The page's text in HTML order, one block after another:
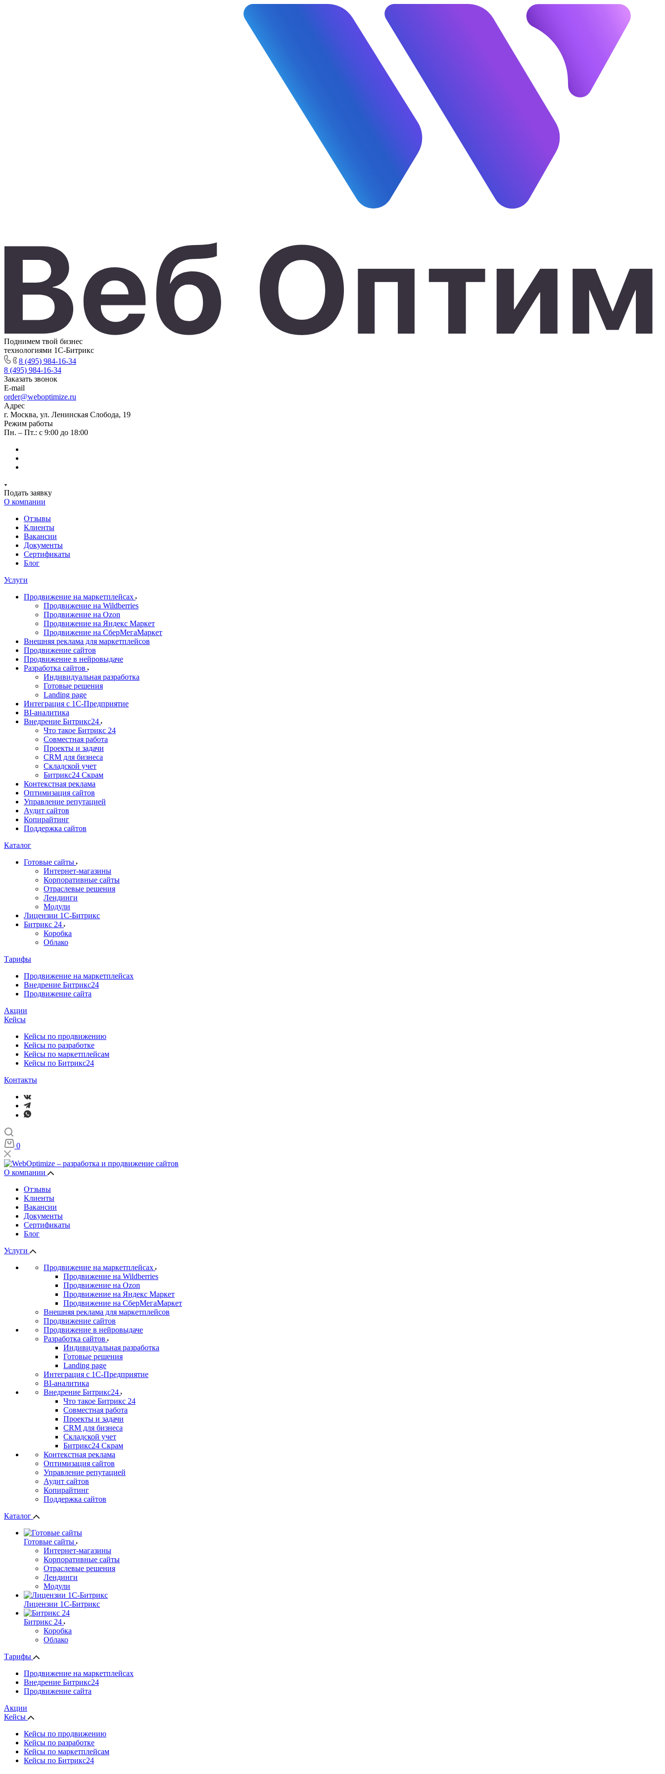
Поднимем твой бизнес
технологиями 1С-Битрикс
8 (495) 984-16-34
8 (495) 984-16-34
Заказать звонок
E-mail
order@weboptimize.ru
Адрес
г. Москва, ул. Ленинская Слобода, 19
Режим работы
Пн. – Пт.: с 9:00 до 18:00
Подать заявку
О компании
Отзывы
Клиенты
Вакансии
Документы
Сертификаты
Блог
Услуги
Продвижение на маркетплейсах
Продвижение на Wildberries
Продвижение на Ozon
Продвижение на Яндекс Маркет
Продвижение на СберМегаМаркет
Внешняя реклама для маркетплейсов
Продвижение сайтов
Продвижение в нейровыдаче
Разработка сайтов
Индивидуальная разработка
Готовые решения
Landing page
Интеграция с 1С-Предприятие
BI-аналитика
Внедрение Битрикс24
Что такое Битрикс 24
Совместная работа
Проекты и задачи
СRМ для бизнеса
Складской учет
Битрикс24 Скрам
Контекстная реклама
Оптимизация сайтов
Управление репутацией
Аудит сайтов
Копирайтинг
Поддержка сайтов
Каталог
Готовые сайты
Интернет-магазины
Корпоративные сайты
Отраслевые решения
Лендинги
Модули
Лицензии 1С-Битрикс
Битрикс 24
Коробка
Облако
Тарифы
Продвижение на маркетплейсах
Внедрение Битрикс24
Продвижение сайта
Акции
Кейсы
Кейсы по продвижению
Кейсы по разработке
Кейсы по маркетплейсам
Кейсы по Битрикс24
Контакты
0
О компании
Отзывы
Клиенты
Вакансии
Документы
Сертификаты
Блог
Услуги
Продвижение на маркетплейсах
Продвижение на Wildberries
Продвижение на Ozon
Продвижение на Яндекс Маркет
Продвижение на СберМегаМаркет
Внешняя реклама для маркетплейсов
Продвижение сайтов
Продвижение в нейровыдаче
Разработка сайтов
Индивидуальная разработка
Готовые решения
Landing page
Интеграция с 1С-Предприятие
BI-аналитика
Внедрение Битрикс24
Что такое Битрикс 24
Совместная работа
Проекты и задачи
СRМ для бизнеса
Складской учет
Битрикс24 Скрам
Контекстная реклама
Оптимизация сайтов
Управление репутацией
Аудит сайтов
Копирайтинг
Поддержка сайтов
Каталог
Готовые сайты
Интернет-магазины
Корпоративные сайты
Отраслевые решения
Лендинги
Модули
Лицензии 1С-Битрикс
Битрикс 24
Коробка
Облако
Тарифы
Продвижение на маркетплейсах
Внедрение Битрикс24
Продвижение сайта
Акции
Кейсы
Кейсы по продвижению
Кейсы по разработке
Кейсы по маркетплейсам
Кейсы по Битрикс24